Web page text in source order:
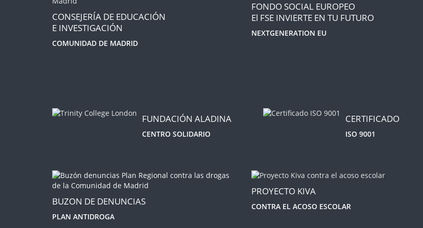
CONSEJERÍA DE EDUCACIÓN
E INVESTIGACIÓN
COMUNIDAD DE MADRID
FONDO SOCIAL EUROPEO
El FSE INVIERTE EN TU FUTURO
NEXTGENERATION EU
FUNDACIÓN ALADINA
CENTRO SOLIDARIO
CERTIFICADO
ISO 9001
BUZON DE DENUNCIAS
PLAN ANTIDROGA
PROYECTO KIVA
CONTRA EL ACOSO ESCOLAR